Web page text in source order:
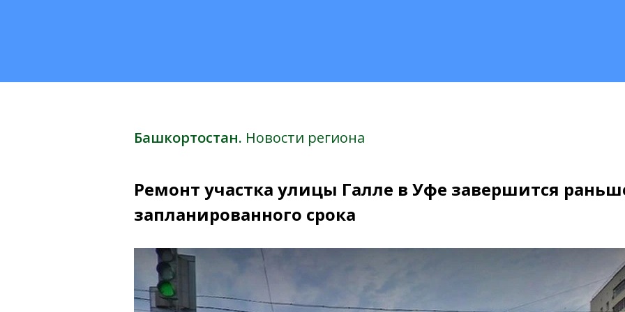
Башкортостан. Новости региона
Ремонт участка улицы Галле в Уфе завершится
запланированного срока